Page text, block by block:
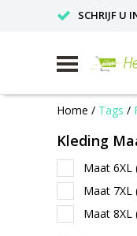
SCHRIJF U
Home / Tags /
Kleding
Maat 6XL
Maat 7XL
Maat 8XL